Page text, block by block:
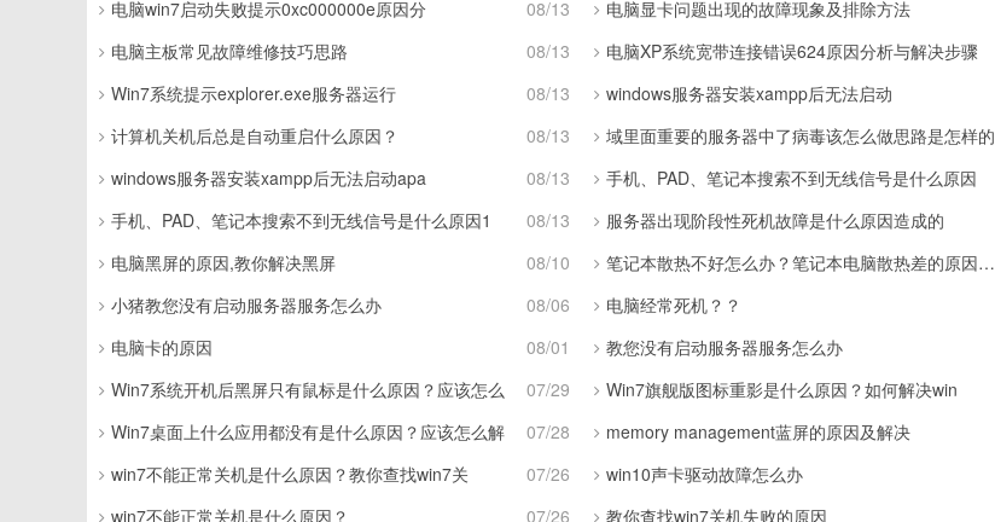
08/13
电脑win7启动失败提示0xc000000e原因分
电脑显卡问题出现的故障现象及排除方法
08/13
电脑主板常见故障维修技巧思路
电脑XP系统宽带连接错误624原因分析与解决步骤
08/13
Win7系统提示explorer.exe服务器运行
windows服务器安装xampp后无法启动
08/13
计算机关机后总是自动重启什么原因？
域里面重要的服务器中了病毒该怎么做思路是怎样的
08/13
windows服务器安装xampp后无法启动apa
手机、PAD、笔记本搜索不到无线信号是什么原因
08/13
手机、PAD、笔记本搜索不到无线信号是什么原因1
服务器出现阶段性死机故障是什么原因造成的
08/10
电脑黑屏的原因,教你解决黑屏
笔记本散热不好怎么办？笔记本电脑散热差的原因及解决
08/06
小猪教您没有启动服务器服务怎么办
电脑经常死机？？
08/01
电脑卡的原因
教您没有启动服务器服务怎么办
07/29
Win7系统开机后黑屏只有鼠标是什么原因？应该怎么
Win7旗舰版图标重影是什么原因？如何解决win
07/28
Win7桌面上什么应用都没有是什么原因？应该怎么解
memory management蓝屏的原因及解决
07/26
win7不能正常关机是什么原因？教你查找win7关
win10声卡驱动故障怎么办
07/26
win7不能正常关机是什么原因？ 教你查找win7关机失败的原因